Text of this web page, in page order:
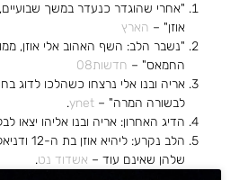
"אחרי שהוגדר כנעדר במשך
אוזן" – הארץ
"נשבר הלב: השף האהוב אלי אוזן,
החמאס" – חדשות08
אריה ובנו אלי נרצחו כשהלכו לדוג
לבשורה המרה" – ynet
.
הדיג האחרון: אריה ובנו אליהו יצאו
הלב
שלהן שאינם עוד – אשדוד נט.